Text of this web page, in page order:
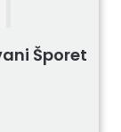
Šporet